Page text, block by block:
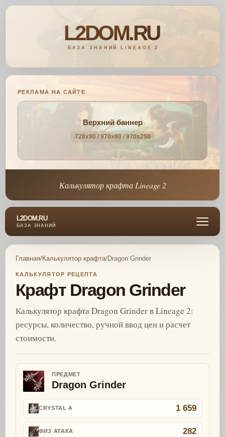
РЕКЛАМА НА САЙТЕ
Верхний баннер
728x90 / 970x90 / 970x250
Калькулятор крафта Lineage 2
L2DOM.RU
БАЗА ЗНАНИЙ
Главная/Калькулятор крафта/Dragon Grinder
КАЛЬКУЛЯТОР РЕЦЕПТА
Крафт Dragon Grinder
Калькулятор крафта Dragon Grinder в Lineage 2:
ресурсы, количество, ручной ввод цен и расчет
стоимости.
ПРЕДМЕТ
Dragon Grinder
CRYSTAL A 1 659
ФИЗ АТАКА 282